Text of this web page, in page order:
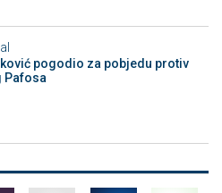
pogodio za pobjedu protiv
Pafosa